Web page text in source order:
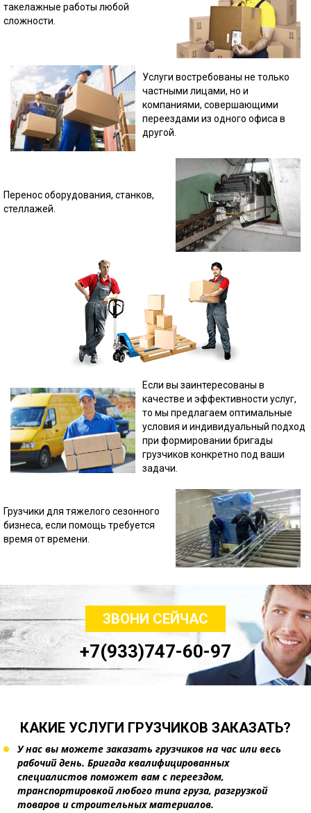
такелажные работы любой
сложности.
Услуги востребованы не только
частными лицами, но и
компаниями, совершающими
переездами из одного офиса в
другой.
Перенос оборудования, станков,
стеллажей.
Если вы заинтересованы в
качестве и эффективности услуг,
то мы предлагаем оптимальные
условия и индивидуальный подход
при формировании бригады
грузчиков конкретно под ваши
задачи.
Грузчики для тяжелого сезонного
бизнеса, если помощь требуется
время от времени.
ЗВОНИ СЕЙЧАС
+7(933)747-60-97
КАКИЕ УСЛУГИ ГРУЗЧИКОВ ЗАКАЗАТЬ?
У нас вы можете заказать грузчиков на час или весь
рабочий день. Бригада квалифицированных
специалистов поможет вам с переездом,
транспортировкой любого типа груза, разгрузкой
товаров и строительных материалов.